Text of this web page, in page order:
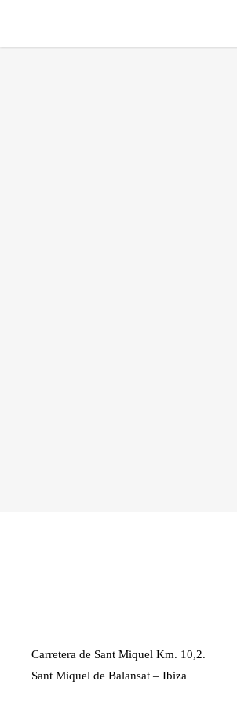
Carretera de Sant Miquel Km. 10,2.
Sant Miquel de Balansat – Ibiza